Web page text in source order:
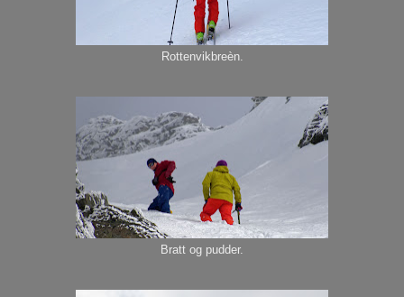
Rottenvikbreèn.
Bratt og pudder.